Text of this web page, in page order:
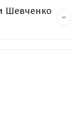
Шевченко